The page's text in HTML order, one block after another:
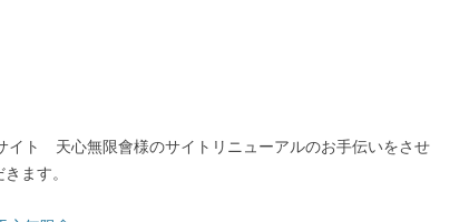
イト 天心無限會様のサイトリニューアルのお手伝いをさせ
ます。